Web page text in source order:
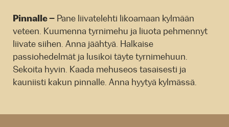
Pinnalle – Pane liivatelehti likoamaan kylmään
veteen. Kuumenna tyrnimehu ja liuota pehmennyt
liivate siihen. Anna jäähtyä. Halkaise
passiohedelmät ja lusikoi täyte tyrnimehuun.
Sekoita hyvin. Kaada mehuseos tasaisesti ja
kauniisti kakun pinnalle. Anna hyytyä kylmässä.